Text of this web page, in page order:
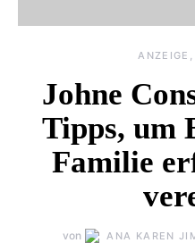
ANZEIGE
Johne
Tipps, um
Familie
von ANA KAREN